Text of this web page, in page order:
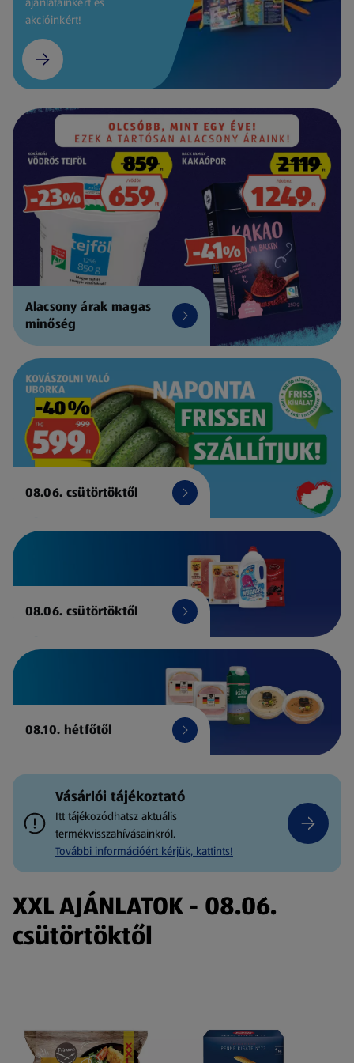
akcióinkért!
Alacsony árak magas
minőség
08.06. csütörtöktől
08.06. csütörtöktől
08.10. hétfőtől
Vásárlói tájékoztató
Itt tájékozódhatsz aktuális
termékvisszahívásainkról.
További információért kérjük, kattints!
XXL AJÁNLATOK - 08.06.
csütörtöktől